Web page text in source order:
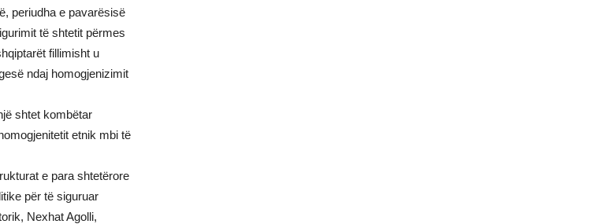
periudha e pavarësisë
të shtetit përmes
fillimisht u
ndaj homogjenizimit
shtet kombëtar
etnik mbi të
e para shtetërore
për të siguruar
Nexhat Agolli,